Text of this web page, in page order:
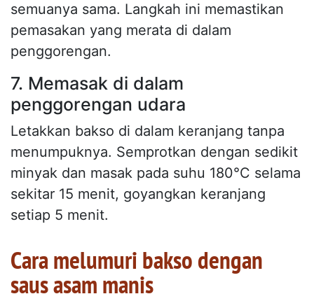
semuanya sama. Langkah ini memastikan
pemasakan yang merata di dalam
penggorengan.
7. Memasak di dalam
penggorengan udara
Letakkan bakso di dalam keranjang tanpa
menumpuknya. Semprotkan dengan sedikit
minyak dan masak pada suhu 180°C selama
sekitar 15 menit, goyangkan keranjang
setiap 5 menit.
Cara melumuri bakso dengan
saus asam manis